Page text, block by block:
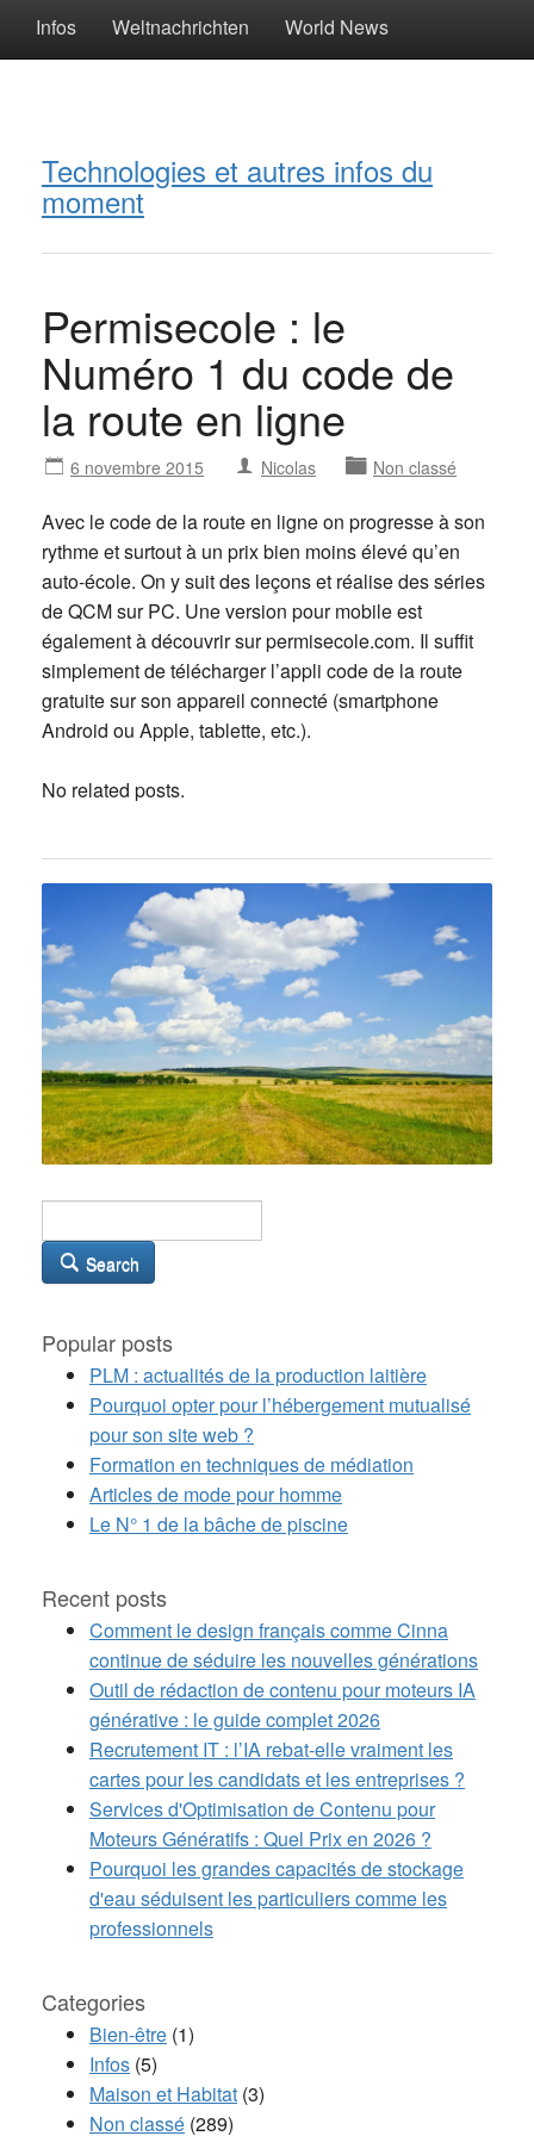
Infos Weltnachrichten World News
Technologies et autres infos du
moment
Permisecole : le
Numéro 1 du code de
la route en ligne
6 novembre 2015 Nicolas Non classé
Avec le code de la route en ligne on progresse à son
rythme et surtout à un prix bien moins élevé qu’en
auto-école. On y suit des leçons et réalise des séries
de QCM sur PC. Une version pour mobile est
également à découvrir sur permisecole.com. Il suffit
simplement de télécharger l’appli code de la route
gratuite sur son appareil connecté (smartphone
Android ou Apple, tablette, etc.).
No related posts.
Search
Popular posts
PLM : actualités de la production laitière
Pourquoi opter pour l’hébergement mutualisé
pour son site web ?
Formation en techniques de médiation
Articles de mode pour homme
Le N° 1 de la bâche de piscine
Recent posts
Comment le design français comme Cinna
continue de séduire les nouvelles générations
Outil de rédaction de contenu pour moteurs IA
générative : le guide complet 2026
Recrutement IT : l’IA rebat-elle vraiment les
cartes pour les candidats et les entreprises ?
Services d'Optimisation de Contenu pour
Moteurs Génératifs : Quel Prix en 2026 ?
Pourquoi les grandes capacités de stockage
d'eau séduisent les particuliers comme les
professionnels
Categories
Bien-être (1)
Infos (5)
Maison et Habitat (3)
Non classé (289)